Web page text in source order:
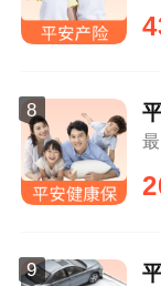
8
9